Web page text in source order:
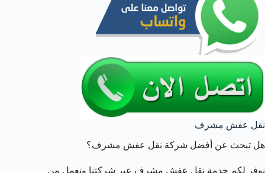
نقل عفش مشرف
هل تبحث عن أفضل شركة نقل عفش مشرف؟
نوفر لكم خدمة نقل عفش مشرف عبر شركتنا ونعمل من